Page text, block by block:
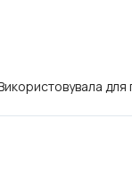
для